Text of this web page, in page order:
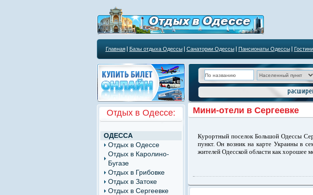
Главная Базы отдыха Одессы Санатории Одессы Пансионаты Одессы
Курортным учреждениям
Отдых в Одессе:
ОДЕССА
Отдых в Одессе
Отдых в Каролино-
Бугазе
Отдых в Грибовке
Отдых в Затоке
Отдых в Сергеевке
Мини-отели в Сергеевке
Курортный поселок Большой Одессы
пункт. Он возник на карте Украины в
жителей Одесской области как хорошее